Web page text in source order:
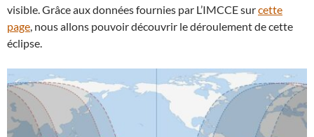
visible. Grâce aux données fournies par L’IMCCE surcette
page , nous allons pouvoir découvrir le déroulement de cette
éclipse.